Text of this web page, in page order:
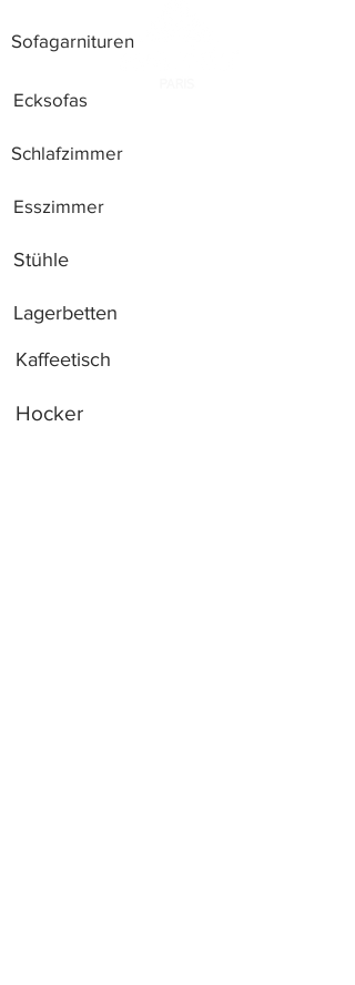
Sofagarnituren
Ecksofas
Schlafzimmer
Esszimmer
Stühle
Lagerbetten
Kaffeetisch
Hocker